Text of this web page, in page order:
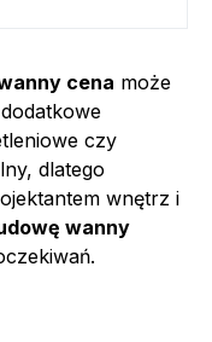
cena może
czy
dlatego
wnętrz i
wanny